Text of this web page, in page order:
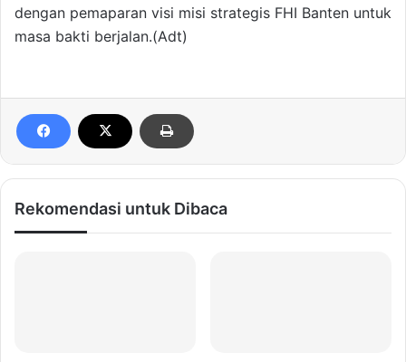
dengan pemaparan visi misi strategis FHI Banten untuk
masa bakti berjalan.(Adt)
Rekomendasi untuk Dibaca